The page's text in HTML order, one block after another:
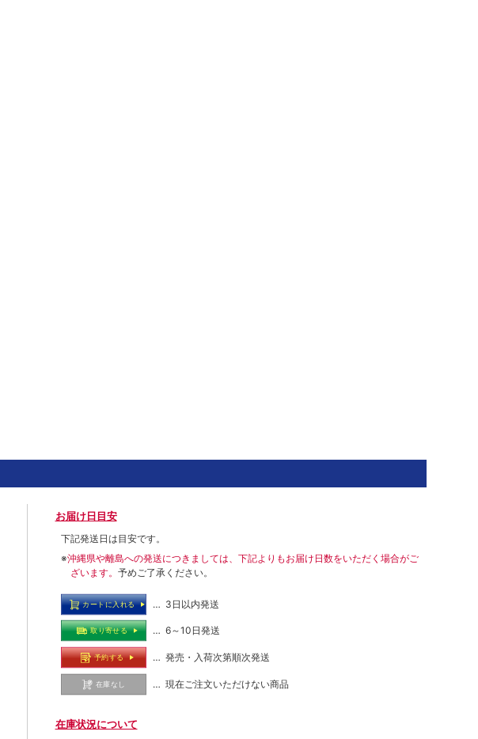
お届け日目安
下記発送日は目安です。
※沖縄県や離島への発送につきましては、下記よりもお届け日数をいただく場合がご
ざいます。 予めご了承ください。
カートに入れる … 3日以内発送
取り寄せる … 6～10日発送
予約する … 発売・入荷次第順次発送
在庫なし … 現在ご注文いただけない商品
在庫状況について